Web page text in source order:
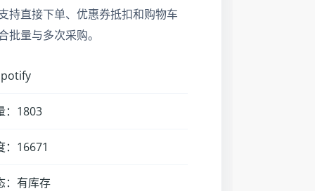
持直接下单、优惠券抵扣和购物车
批量与多次采购。
：1803
：16671
：有库存